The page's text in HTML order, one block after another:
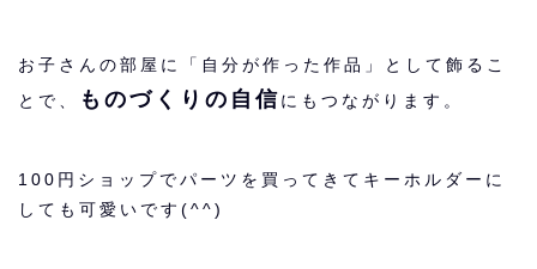
お子さんの部屋に「自分が作った作品」として飾るこ
とで、
ものづくりの自信にもつながります。
100円ショップでパーツを買ってきてキーホルダーに
しても可愛いです(^^)